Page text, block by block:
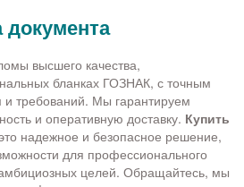
высшего качества,
бланках ГОЗНАК, с точным
требований. Мы гарантируем
и оперативную доставку. Купить
надежное и безопасное решение,
для профессионального
целей. Обращайтесь, мы